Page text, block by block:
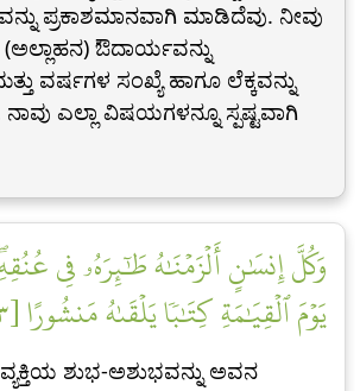
ಪ್ರಕಾಶಮಾನವಾಗಿ ಮಾಡಿದೆವು. ನೀವು
ಔದಾರ್ಯವನ್ನು
ವರ್ಷಗಳ ಸಂಖ್ಯೆ ಹಾಗೂ ಲೆಕ್ಕವನ್ನು
ಎಲ್ಲಾ ವಿಷಯಗಳನ್ನೂ ಸ್ಪಷ್ಟವಾಗಿ
وَكُلَّ إِنسَٰنٍ أَلۡزَمۡنَٰهُ طَٰٓئِرَهُۥ فِي
يَوۡمَ ٱلۡقِيَٰمَةِ كِتَٰبٗا يَلۡقَىٰهُ مَنشُورًا [١٣]
ಶುಭ-ಅಶುಭವನ್ನು ಅವನ